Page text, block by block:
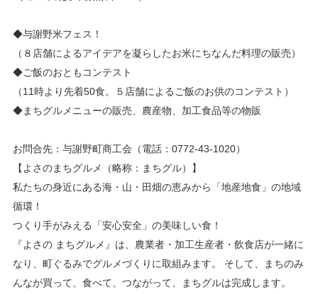
◆与謝野米フェス！
（８店舗によるアイデアを凝らしたお米にちなんだ料理の販売）
◆ご飯のおともコンテスト
（11時より先着50食。５店舗によるご飯のお供のコンテスト）
◆まちグルメニューの販売、農産物、加工食品等の物販
お問合先：与謝野町商工会（電話：0772-43-1020）
【よさのまちグルメ（略称：まちグル）】
私たちの身近にある海・山・田畑の恵みから「地産地食」の地域
循環！
つくり手がみえる「安心安全」の美味しい食！
『よさの まちグルメ』は、農業者・加工生産者・飲食店が一緒に
なり、町ぐるみでグルメづくりに取組みます。 そして、まちのみ
んなが買って、食べて、つながって、まちグルは完成します。